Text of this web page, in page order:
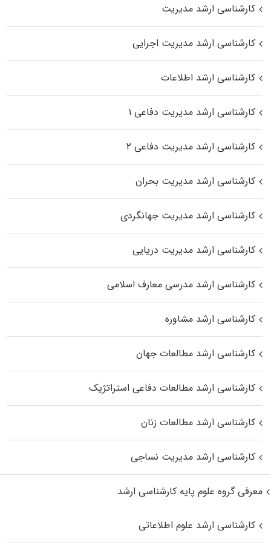
کارشناسی ارشد مدیریت
کارشناسی ارشد مدیریت اجرایی
کارشناسی ارشد اطلاعات
کارشناسی ارشد مدیریت دفاعی ۱
کارشناسی ارشد مدیریت دفاعی ۲
کارشناسی ارشد مدیریت بحران
کارشناسی ارشد مدیریت جهانگردی
کارشناسی ارشد مدیریت دریایی
کارشناسی ارشد مدرسی معارف اسلامی
کارشناسی ارشد مشاوره
کارشناسی ارشد مطالعات جهان
کارشناسی ارشد مطالعات دفاعی استراتژیک
کارشناسی ارشد مطالعات زنان
کارشناسی ارشد مدیریت نساجی
معرفی گروه علوم پایه کارشناسی ارشد
کارشناسی ارشد علوم اطلاعاتی